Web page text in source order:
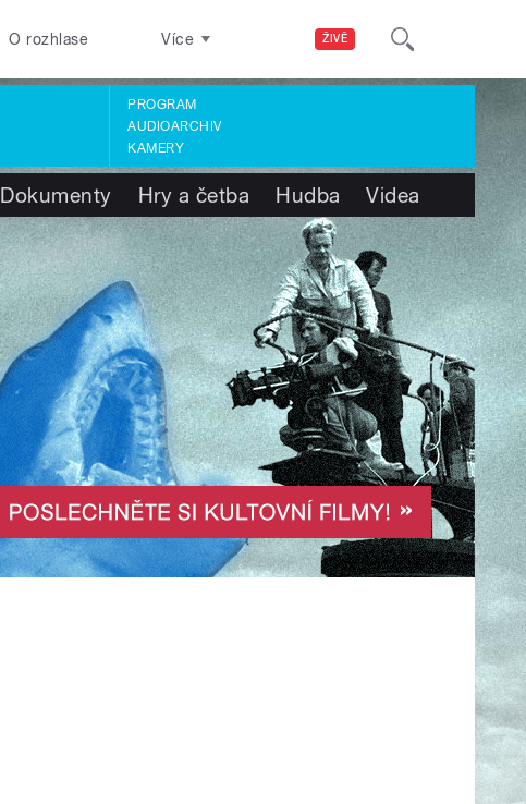
ŽIVĚ
O rozhlase Více
PROGRAM
AUDIOARCHIV
KAMERY
Dokumenty Hry a četba Hudba Videa